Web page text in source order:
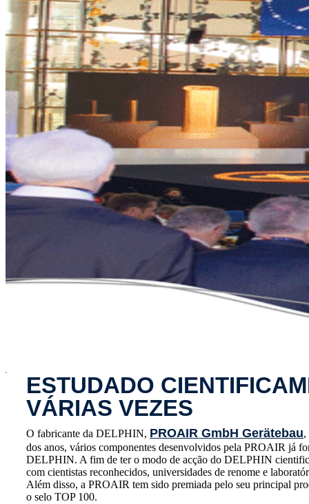
x
ESTUDADO
VÁRIAS VEZES
O fabricante da DELPHIN, PROAIR GmbH Gerätebau,
dos anos, vários componentes desenvolvidos pela PROAIR já
DELPHIN. A fim de ter o modo de acção do DELPHIN
com cientistas reconhecidos, universidades de renome e
Além disso, a PROAIR tem sido premiada pelo seu principal
o selo TOP 100.